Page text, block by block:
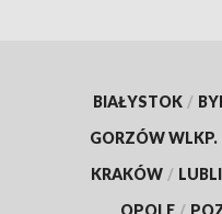
BIAŁYSTOK /
GORZÓW WLKP.
KRAKÓW /